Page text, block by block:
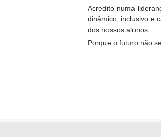
Acredito numa
dinâmico, inclusivo e
dos nossos alunos.
Porque o futuro não